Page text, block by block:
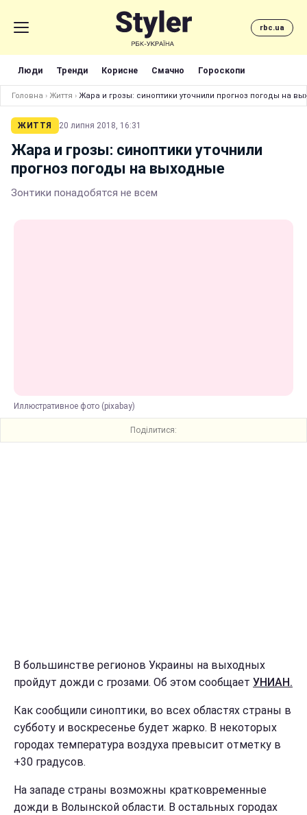
rbc.ua
Люди Тренди Корисне Смачно Гороскопи
Головна › Життя › Жара и грозы: синоптики уточнили прогноз погоды на
ЖИТТЯ 20 липня 2018, 16:31
Жара и грозы: синоптики уточнили
прогноз погоды на выходные
Зонтики понадобятся не всем
Иллюстративное фото (pixabay)
Поділитися:
В большинстве регионов Украины на выходных
пройдут дожди с грозами. Об этом сообщает УНИАН.
Как сообщили синоптики, во всех областях страны в
субботу и воскресенье будет жарко. В некоторых
городах температура воздуха превысит отметку в
+30 градусов.
На западе страны возможны кратковременные
дожди в Волынской области. В остальных городах